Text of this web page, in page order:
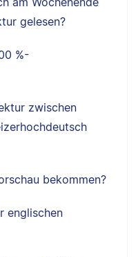
gelesen?
%-
zwischen
bekommen?
englischen